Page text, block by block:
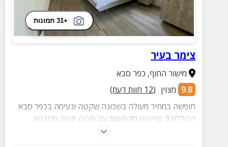
+31 תמונות
צימר בעיר
מישור החוף, כפר סבא
9.8 מצוין (
12 חוות דעת)
חופשה במחיר מעולה בשכונה שקטה ונעימה בכפר סבא
הכוללת 3 סוויטות מקסימות עם מיטה זוגית, מטבחון
מאובזר, פינת קפה, חדר רחצה ופינת ישיבה.